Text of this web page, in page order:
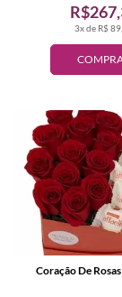
3x de R$
Coração De